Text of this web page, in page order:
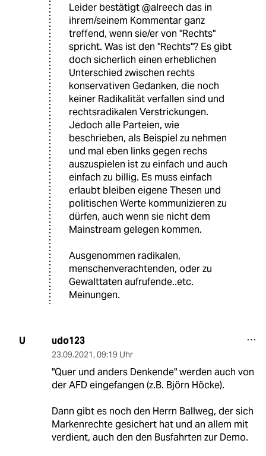
Leider bestätigt @alreech das in
ihrem/seinem Kommentar ganz
treffend, wenn sie/er von "Rechts"
spricht. Was ist den "Rechts"? Es gibt
doch sicherlich einen erheblichen
Unterschied zwischen rechts
konservativen Gedanken, die noch
keiner Radikalität verfallen sind und
rechtsradikalen Verstrickungen.
Jedoch alle Parteien, wie
beschrieben, als Beispiel zu nehmen
und mal eben links gegen rechs
auszuspielen ist zu einfach und auch
einfach zu billig. Es muss einfach
erlaubt bleiben eigene Thesen und
politischen Werte kommunizieren zu
dürfen, auch wenn sie nicht dem
Mainstream gelegen kommen.
Ausgenommen radikalen,
menschenverachtenden, oder zu
Gewalttaten aufrufende..etc.
Meinungen.
U udo123
23.09.2021, 09:19 Uhr
"Quer und anders Denkende" werden auch von
der AFD eingefangen (z.B. Björn Höcke).
Dann gibt es noch den Herrn Ballweg, der sich
Markenrechte gesichert hat und an allem mit
verdient, auch den den Busfahrten zur Demo.